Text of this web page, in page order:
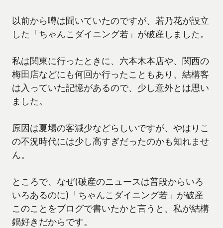
以前から噂は聞いていたのですが、若乃花が設立
した「ちゃんこダイニング若」が破産しました。
私は関東に行ったときに、六本木本店や、関西の
梅田店などにも何回か行ったこともあり、結構客
は入っていた記憶があるので、少し意外とは思い
ました。
原因は夏場の客減少などらしいですが、やはりこ
の不況時代には少し高すぎだったのかも知れませ
ん。
ところで、なぜ(破産のニュースは普段からいろ
いろあるのに)「ちゃんこダイニング若」が破産
このことをブログで書いたかと言うと、私が結構
鍋好きだからです。